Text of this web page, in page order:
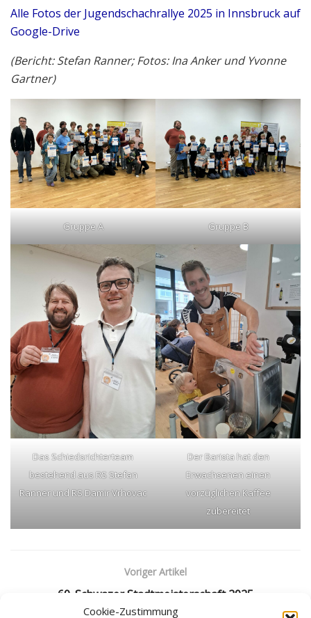
Cookie-Zustimmung
Alle Fotos der Jugendschachrallye 2025 in Innsbruck auf
Google-Drive
(Bericht: Stefan Ranner; Fotos: Ina Anker und Yvonne
Gartner)
Gruppe A Gruppe B
Das Schiedsrichterteam
bestehend aus RS Stefan
Ranner und RS Damir Vrhovac
Der Barista hat den
Erwachsenen einen
vorzüglichen Kaffee
zubereitet
Voriger Artikel
60. Schwazer Stadtmeisterschaft 2025